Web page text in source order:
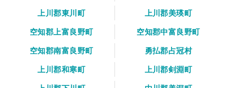
上川郡東川町
上川郡美瑛町
空知郡上富良野町
空知郡中富良野町
空知郡南富良野町
勇払郡占冠村
上川郡和寒町
上川郡剣淵町